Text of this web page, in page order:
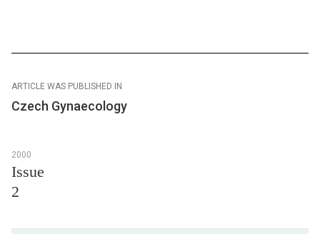
ARTICLE WAS PUBLISHED IN
Czech Gynaecology
2000
Issue
2